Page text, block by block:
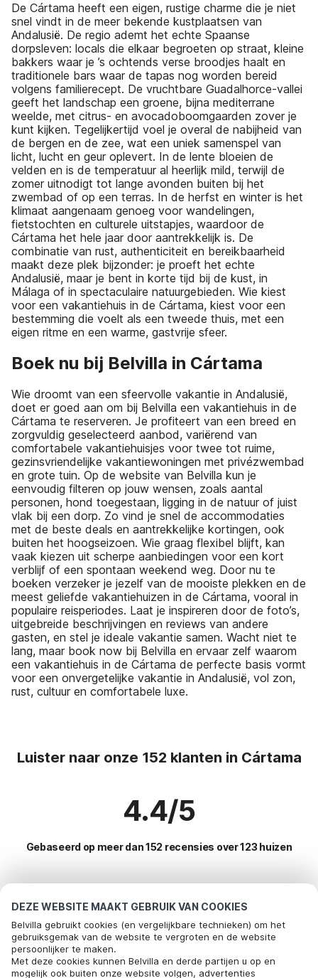
DEZE WEBSITE MAAKT GEBRUIK VAN COOKIES
Belvilla gebruikt cookies (en vergelijkbare technieken) om het
gebruiksgemak van de website te vergroten en de website
persoonlijker te maken.
Met deze cookies kunnen Belvilla en derde partijen u op en
mogelijk ook buiten onze website volgen, advertenties
De Cártama heeft een eigen, rustige charme die je niet
snel vindt in de meer bekende kustplaatsen van
Andalusië. De regio ademt het echte Spaanse
dorpsleven: locals die elkaar begroeten op straat, kleine
bakkers waar je ’s ochtends verse broodjes haalt en
traditionele bars waar de tapas nog worden bereid
volgens familierecept. De vruchtbare Guadalhorce-vallei
geeft het landschap een groene, bijna mediterrane
weelde, met citrus- en avocadoboomgaarden zover je
kunt kijken. Tegelijkertijd voel je overal de nabijheid van
de bergen en de zee, wat een uniek samenspel van
licht, lucht en geur oplevert. In de lente bloeien de
velden en is de temperatuur al heerlijk mild, terwijl de
zomer uitnodigt tot lange avonden buiten bij het
zwembad of op een terras. In de herfst en winter is het
klimaat aangenaam genoeg voor wandelingen,
fietstochten en culturele uitstapjes, waardoor de
Cártama het hele jaar door aantrekkelijk is. De
combinatie van rust, authenticiteit en bereikbaarheid
maakt deze plek bijzonder: je proeft het echte
Andalusië, maar je bent in korte tijd bij de kust, in
Málaga of in spectaculaire natuurgebieden. Wie kiest
voor een vakantiehuis in de Cártama, kiest voor een
bestemming die voelt als een tweede thuis, met een
eigen ritme en een warme, gastvrije sfeer.
Boek nu bij Belvilla in Cártama
Wie droomt van een sfeervolle vakantie in Andalusië,
doet er goed aan om bij Belvilla een vakantiehuis in de
Cártama te reserveren. Je profiteert van een breed en
zorgvuldig geselecteerd aanbod, variërend van
comfortabele vakantiehuisjes voor twee tot ruime,
gezinsvriendelijke vakantiewoningen met privézwembad
en grote tuin. Op de website van Belvilla kun je
eenvoudig filteren op jouw wensen, zoals aantal
personen, hond toegestaan, ligging in de natuur of juist
vlak bij een dorp. Zo vind je snel de accommodaties
met de beste deals en aantrekkelijke kortingen, ook
buiten het hoogseizoen. Wie graag flexibel blijft, kan
vaak kiezen uit scherpe aanbiedingen voor een kort
verblijf of een spontaan weekend weg. Door nu te
boeken verzeker je jezelf van de mooiste plekken en de
meest geliefde vakantiehuizen in de Cártama, vooral in
populaire reisperiodes. Laat je inspireren door de foto’s,
uitgebreide beschrijvingen en reviews van andere
gasten, en stel je ideale vakantie samen. Wacht niet te
lang, maar book now bij Belvilla en ervaar zelf waarom
een vakantiehuis in de Cártama de perfecte basis vormt
voor een onvergetelijke vakantie in Andalusië, vol zon,
rust, cultuur en comfortabele luxe.
Luister naar onze 152 klanten in Cártama
4.4/5
Gebaseerd op meer dan 152 recensies over 123 huizen
Meest populaire bestemmingen voor
vakantie
Top steden met top voorzieningen voor vakantie
Kindvriendelijke vakantiehuizen rute